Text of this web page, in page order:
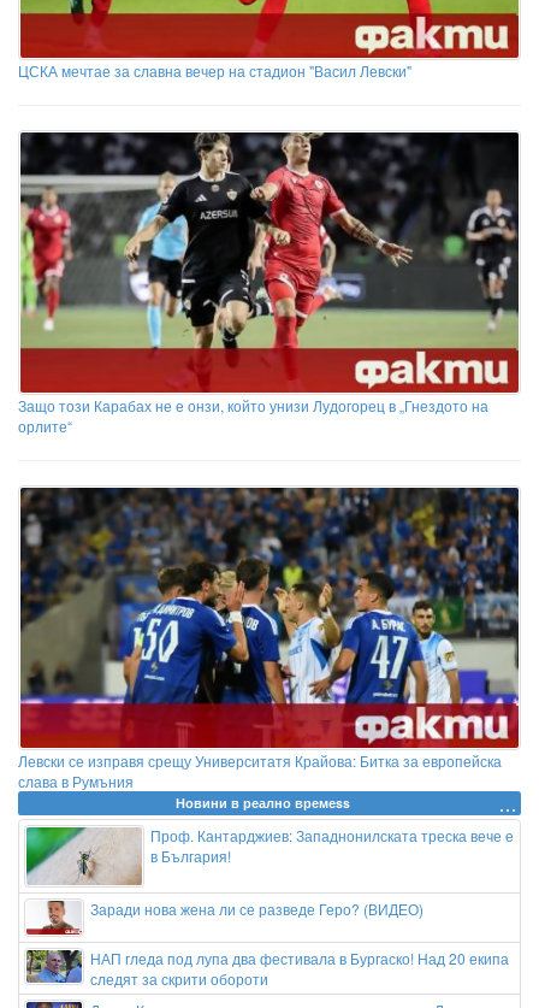
ЦСКА мечтае за славна вечер на стадион "Васил Левски"
Защо този Карабах не е онзи, който унизи Лудогорец в „Гнездото на
орлите“
Левски се изправя срещу Университатя Крайова: Битка за европейска
слава в Румъния
Новини в реално времеss
Проф. Кантарджиев: Западнонилската треска вече е
в България!
Заради нова жена ли се разведе Геро? (ВИДЕО)
НАП гледа под лупа два фестивала в Бургаско! Над 20 екипа
следят за скрити обороти